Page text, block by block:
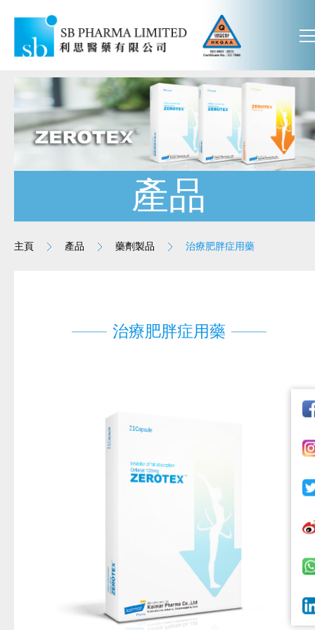
產品
主頁 產品 藥劑製品 治療肥胖症用藥
治療肥胖症用藥